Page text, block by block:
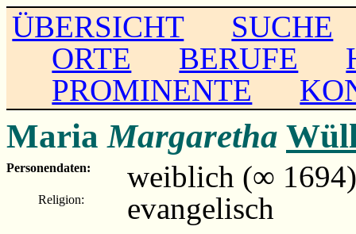
ÜBERSICHT
SUCHE
ORTE
BERUFE
PROMINENTE
MariaMargaretha
Personendaten: weiblich (∞ 1694)
Religion: evangelisch